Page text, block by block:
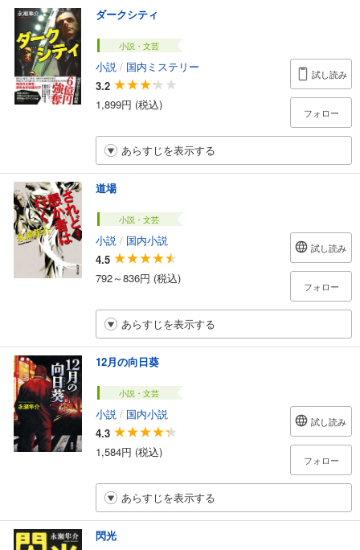
ダークシティ
小説・文芸
小説 / 国内ミステリー
3.2
1,899円 (税込)
試し読み
フォロー
あらすじを表示する
道場
小説・文芸
小説 / 国内小説
4.5
792～836円 (税込)
試し読み
フォロー
あらすじを表示する
12月の向日葵
小説・文芸
小説 / 国内小説
4.3
1,584円 (税込)
試し読み
フォロー
あらすじを表示する
閃光